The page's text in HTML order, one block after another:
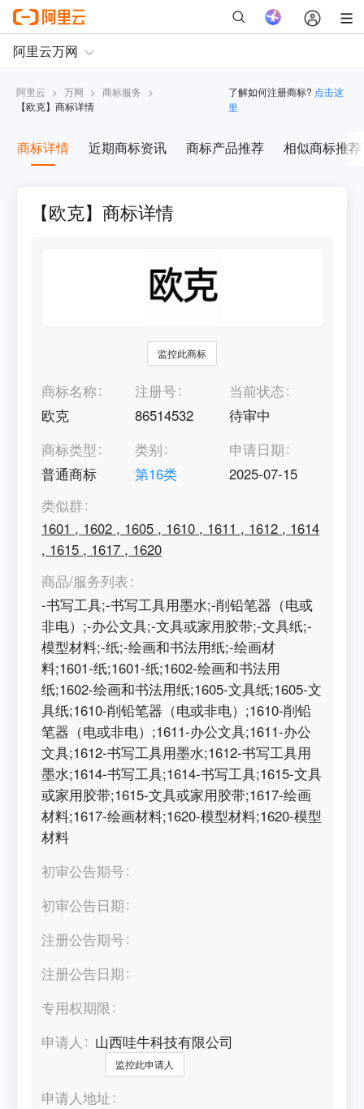
阿里云 > 万网 > 商标服务 >
【欧克】商标详情
了解如何注册商标? 点击这
里
商标详情 近期商标资讯 商标产品推荐 相似商标推荐
【欧克】商标详情
监控此商标
商标名称
欧克
注册号
86514532
当前状态
待审中
商标类型
普通商标
类别
第16类
申请日期
2025-07-15
类似群
1601 , 1602 , 1605 , 1610 , 1611 , 1612 , 1614
, 1615 , 1617 , 1620
商品/服务列表
-书写工具;-书写工具用墨水;-削铅笔器（电或
非电）;-办公文具;-文具或家用胶带;-文具纸;-
模型材料;-纸;-绘画和书法用纸;-绘画材
料;1601-纸;1601-纸;1602-绘画和书法用
纸;1602-绘画和书法用纸;1605-文具纸;1605-文
具纸;1610-削铅笔器（电或非电）;1610-削铅
笔器（电或非电）;1611-办公文具;1611-办公
文具;1612-书写工具用墨水;1612-书写工具用
墨水;1614-书写工具;1614-书写工具;1615-文具
或家用胶带;1615-文具或家用胶带;1617-绘画
材料;1617-绘画材料;1620-模型材料;1620-模型
材料
初审公告期号
初审公告日期
注册公告期号
注册公告日期
专用权期限
申请人
山西哇牛科技有限公司
监控此申请人
申请人地址